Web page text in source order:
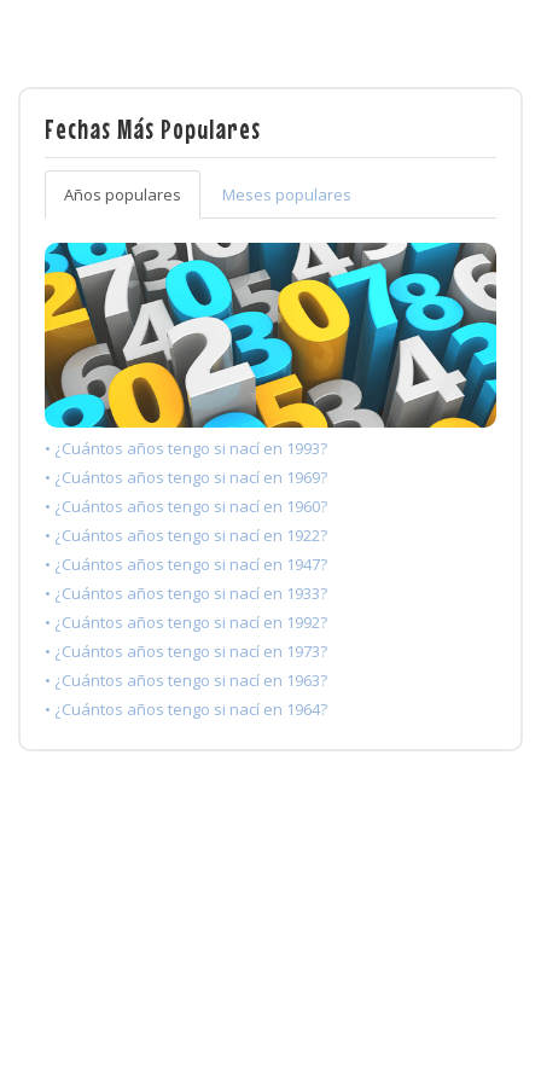
Fechas Más Populares
Años populares Meses populares
• ¿Cuántos años tengo si nací en 1993?
• ¿Cuántos años tengo si nací en 1969?
• ¿Cuántos años tengo si nací en 1960?
• ¿Cuántos años tengo si nací en 1922?
• ¿Cuántos años tengo si nací en 1947?
• ¿Cuántos años tengo si nací en 1933?
• ¿Cuántos años tengo si nací en 1992?
• ¿Cuántos años tengo si nací en 1973?
• ¿Cuántos años tengo si nací en 1963?
• ¿Cuántos años tengo si nací en 1964?